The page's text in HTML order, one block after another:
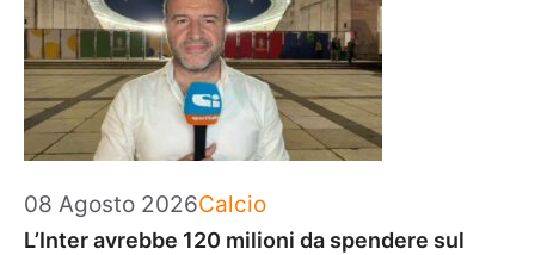
08 Agosto 2026Categorie
Calcio
L’Inter avrebbe 120 milioni da spendere sul